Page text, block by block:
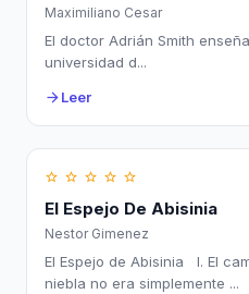
Maximiliano Cesar
El doctor Adrián Smith
universidad d...
arrow_forward Leer
star_border star_border star_border star_border star_border
El Espejo De Abisinia
Nestor Gimenez
El Espejo de Abisinia I. El
niebla no era simplemente ...